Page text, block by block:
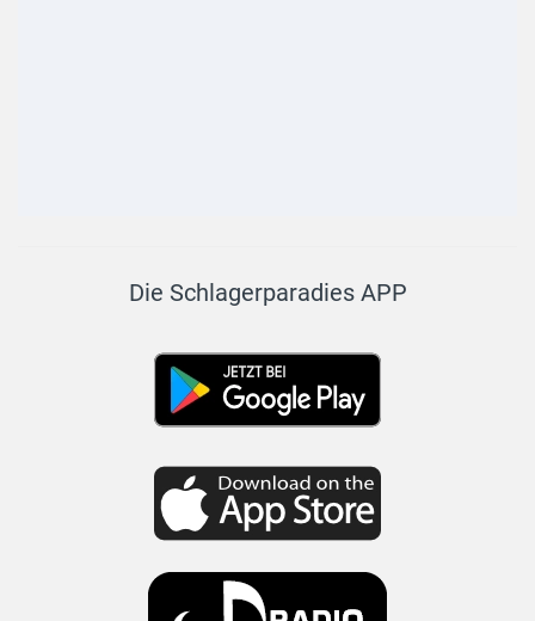
Die Schlagerparadies APP